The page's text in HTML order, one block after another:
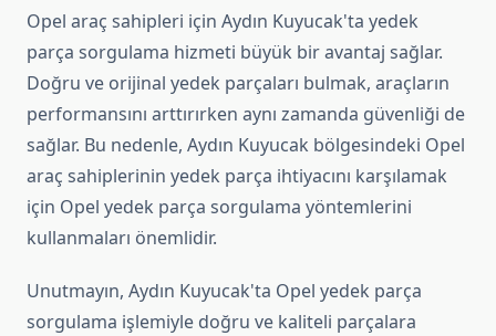
Opel araç sahipleri için Aydın Kuyucak'ta yedek
parça sorgulama hizmeti büyük bir avantaj sağlar.
Doğru ve orijinal yedek parçaları bulmak, araçların
performansını arttırırken aynı zamanda güvenliği de
sağlar. Bu nedenle, Aydın Kuyucak bölgesindeki Opel
araç sahiplerinin yedek parça ihtiyacını karşılamak
için Opel yedek parça sorgulama yöntemlerini
kullanmaları önemlidir.
Unutmayın, Aydın Kuyucak'ta Opel yedek parça
sorgulama işlemiyle doğru ve kaliteli parçalara